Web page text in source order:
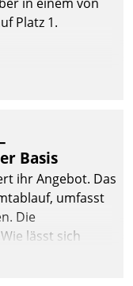
Platz 1.
Basis
ihr Angebot. Das
umfasst
Die
lässt sich
Freiraum